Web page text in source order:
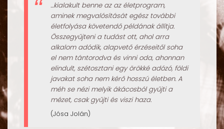
...kialakult benne az az életprogram,
aminek megvalósítását egész további
életfolyása követendő példának állítja.
Összegyűjteni a tudást ott, ahol arra
alkalom adódik, alapvető érzéseitől soha
el nem tántorodva és vinni oda, ahonnan
elindult, szétosztani egy örökké adózó, földi
javakat soha nem kérő hosszú életben. A
méh se nézi melyik ákácosból gyűjti a
mézet, csak gyűjti és viszi haza.
(Jósa Jolán)